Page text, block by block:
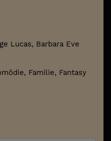
Lucas, Barbara Eve
Familie, Fantasy